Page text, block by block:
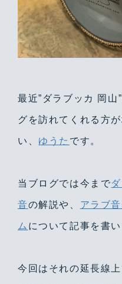
最近”ダラブッカ 岡山
グを訪れてくれる方
い、 ゆうた です。
当ブログでは今まで
音の解説や、 アラブ
ム について記事を書い
今回はそれの延長線